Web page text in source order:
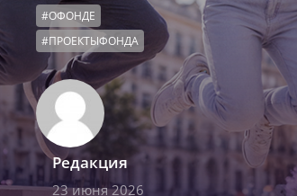
#ОФОНДЕ
#ПРОЕКТЫФОНДА
Редакция
23 июня 2026